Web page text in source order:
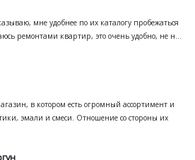
мне удобнее по их каталогу пробежаться
ремонтами квартир, это очень удобно, не н...
в котором есть огромный ассортимент и
эмали и смеси. Отношение со стороны их